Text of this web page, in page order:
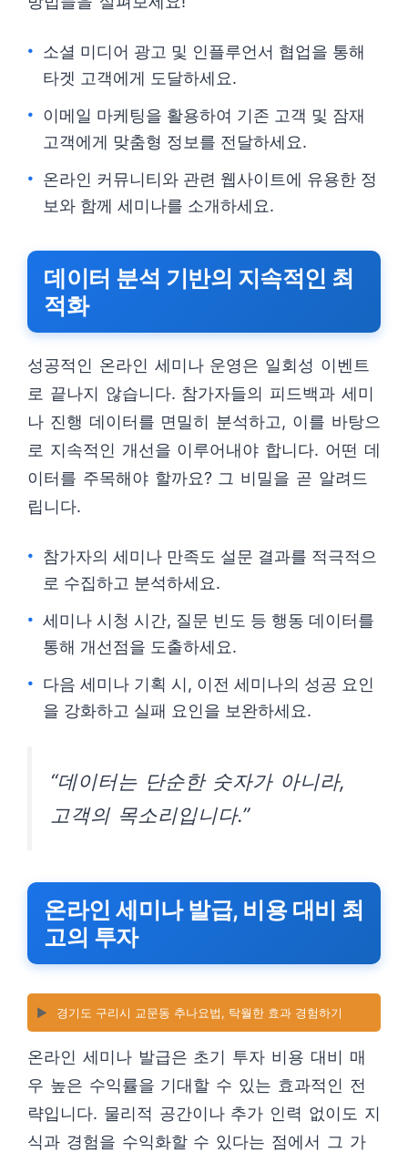
소셜 미디어 광고 및 인플루언서 협업을 통해
타겟 고객에게 도달하세요.
이메일 마케팅을 활용하여 기존 고객 및 잠재
고객에게 맞춤형 정보를 전달하세요.
온라인 커뮤니티와 관련 웹사이트에 유용한 정
보와 함께 세미나를 소개하세요.
데이터 분석 기반의 지속적인 최
적화
성공적인 온라인 세미나 운영은 일회성 이벤트
로 끝나지 않습니다. 참가자들의 피드백과 세미
나 진행 데이터를 면밀히 분석하고, 이를 바탕으
로 지속적인 개선을 이루어내야 합니다. 어떤 데
이터를 주목해야 할까요? 그 비밀을 곧 알려드
립니다.
참가자의 세미나 만족도 설문 결과를 적극적으
로 수집하고 분석하세요.
세미나 시청 시간, 질문 빈도 등 행동 데이터를
통해 개선점을 도출하세요.
다음 세미나 기획 시, 이전 세미나의 성공 요인
을 강화하고 실패 요인을 보완하세요.
“데이터는 단순한 숫자가 아니라,
고객의 목소리입니다.”
온라인 세미나 발급, 비용 대비 최
고의 투자
▶️ 경기도 구리시 교문동 추나요법, 탁월한 효과 경험하기
온라인 세미나 발급은 초기 투자 비용 대비 매
우 높은 수익률을 기대할 수 있는 효과적인 전
략입니다. 물리적 공간이나 추가 인력 없이도 지
식과 경험을 수익화할 수 있다는 점에서 그 가